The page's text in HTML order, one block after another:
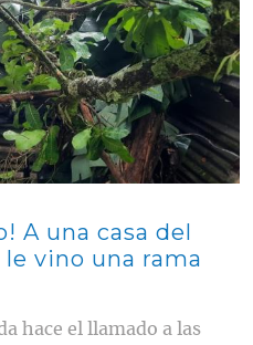
A una casa del
vino una rama
hace el llamado a las